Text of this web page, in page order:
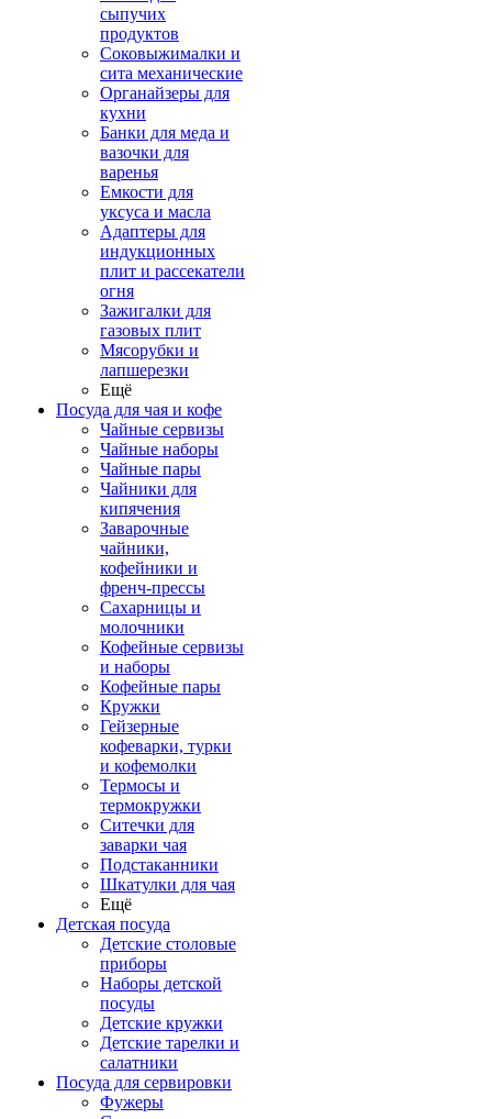
сыпучих
продуктов
Соковыжималки и
сита механические
Органайзеры для
кухни
Банки для меда и
вазочки для
варенья
Емкости для
уксуса и масла
Адаптеры для
индукционных
плит и рассекатели
огня
Зажигалки для
газовых плит
Мясорубки и
лапшерезки
Ещё
Посуда для чая и кофе
Чайные сервизы
Чайные наборы
Чайные пары
Чайники для
кипячения
Заварочные
чайники,
кофейники и
френч-прессы
Сахарницы и
молочники
Кофейные сервизы
и наборы
Кофейные пары
Кружки
Гейзерные
кофеварки, турки
и кофемолки
Термосы и
термокружки
Ситечки для
заварки чая
Подстаканники
Шкатулки для чая
Ещё
Детская посуда
Детские столовые
приборы
Наборы детской
посуды
Детские кружки
Детские тарелки и
салатники
Посуда для сервировки
Фужеры